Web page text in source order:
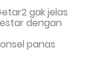
gak jelas
dengan
panas